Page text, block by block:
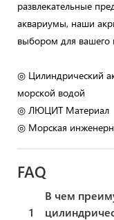
развлекательные
аквариумы, наши
выбором для вашего
◎ Цилиндрический
морской водой
◎ ЛЮЦИТ Материал
◎ Морская
FAQ
1
В чем